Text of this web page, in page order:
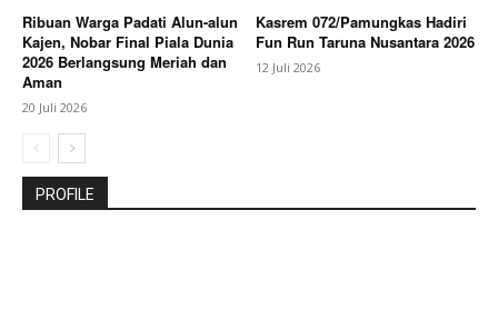
Ribuan Warga Padati Alun-alun
Kajen, Nobar Final Piala Dunia
2026 Berlangsung Meriah dan
Aman
20 Juli 2026
Kasrem 072/Pamungkas Hadiri
Fun Run Taruna Nusantara 2026
12 Juli 2026
PROFILE